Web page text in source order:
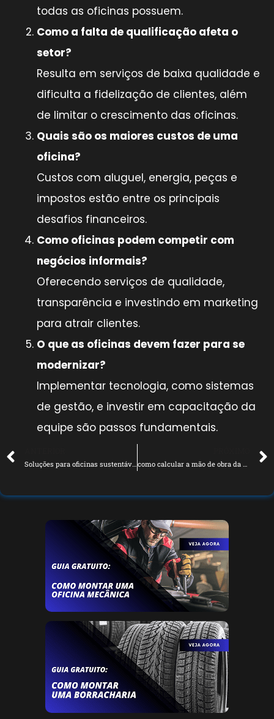
todas as oficinas possuem.
Como a falta de qualificação afeta o
setor?
Resulta em serviços de baixa qualidade e
dificulta a fidelização de clientes, além
de limitar o crescimento das oficinas.
Quais são os maiores custos de uma
oficina?
Custos com aluguel, energia, peças e
impostos estão entre os principais
desafios financeiros.
Como oficinas podem competir com
negócios informais?
Oferecendo serviços de qualidade,
transparência e investindo em marketing
para atrair clientes.
O que as oficinas devem fazer para se
modernizar?
Implementar tecnologia, como sistemas
de gestão, e investir em capacitação da
equipe são passos fundamentais.
Soluções para oficinas sustentáveis e meio ambiente como calcular a mão de obra da sua oficina mecânica